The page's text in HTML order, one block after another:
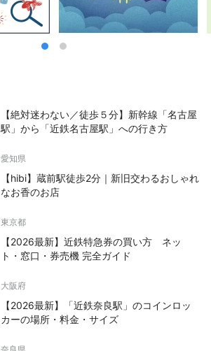
【絶対迷わない／徒歩５分】新幹線「名古屋
駅」から「近鉄名古屋駅」への行き方
愛知県
【hibi】蔵前駅徒歩2分｜新旧交わるおしゃれ
なお香のお店
東京都
【2026最新】近鉄特急券の買い方 ネッ
ト・窓口・券売機 完全ガイド
大阪府
【2026最新】「近鉄奈良駅」のコインロッ
カーの場所・料金・サイズ